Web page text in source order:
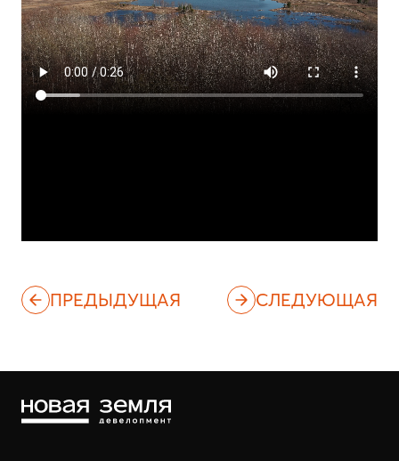
ПРЕДЫДУЩАЯ СЛЕДУЮЩАЯ